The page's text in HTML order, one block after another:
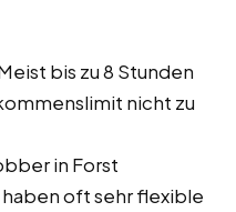
bis zu 8 Stunden
nicht zu
in Forst
haben oft sehr flexible